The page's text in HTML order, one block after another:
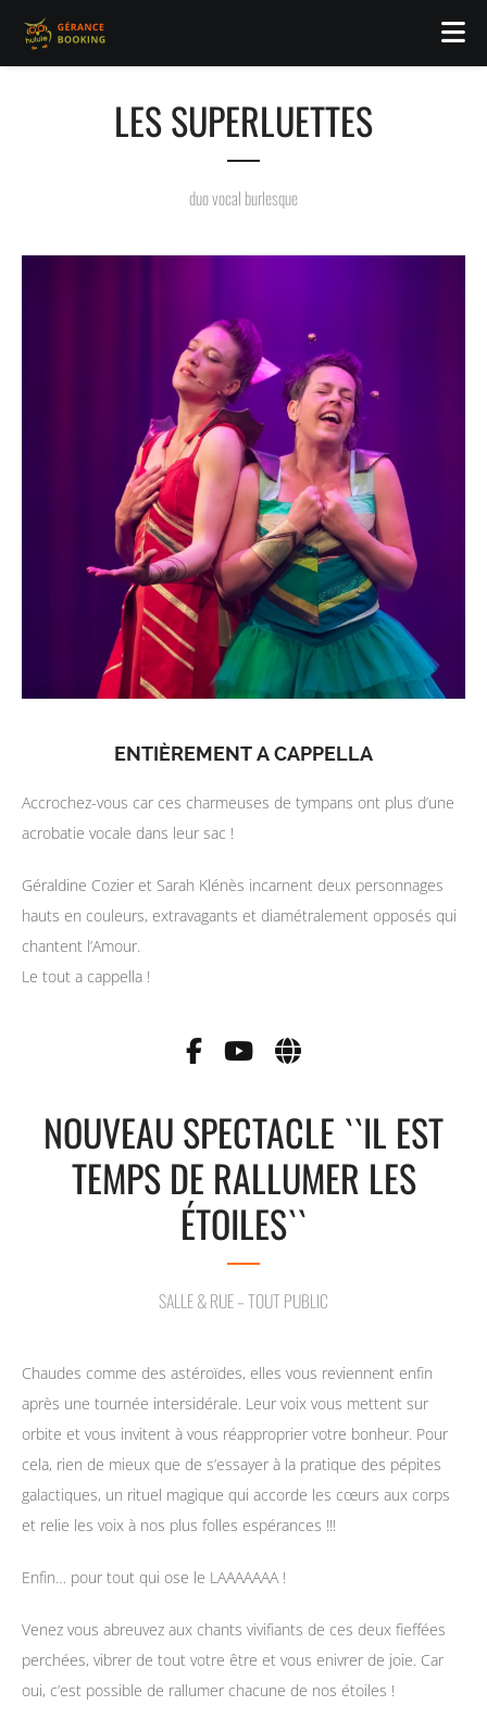
LES SUPERLUETTES
duo vocal burlesque
ENTIÈREMENT A CAPPELLA
Accrochez-vous car ces charmeuses de tympans ont plus d’une
acrobatie vocale dans leur sac !
Géraldine Cozier et Sarah Klénès incarnent deux personnages
hauts en couleurs, extravagants et diamétralement opposés qui
chantent l’Amour.
Le tout a cappella !
NOUVEAU SPECTACLE ``IL EST
TEMPS DE RALLUMER LES
ÉTOILES``
SALLE & RUE – TOUT PUBLIC
Chaudes comme des astéroïdes, elles vous reviennent enfin
après une tournée intersidérale. Leur voix vous mettent sur
orbite et vous invitent à vous réapproprier votre bonheur. Pour
cela, rien de mieux que de s’essayer à la pratique des pépites
galactiques, un rituel magique qui accorde les cœurs aux corps
et relie les voix à nos plus folles espérances !!!
Enfin… pour tout qui ose le LAAAAAAA !
Venez vous abreuvez aux chants vivifiants de ces deux fieffées
perchées, vibrer de tout votre être et vous enivrer de joie. Car
oui, c’est possible de rallumer chacune de nos étoiles !